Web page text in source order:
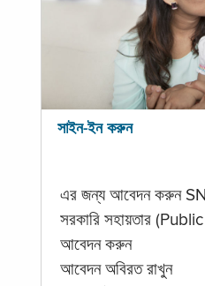
সাইন-ইন করুন
এর জন্য আবেদন করুন
সরকারি সহায়তার
আবেদন করুন
আবেদন অবিরত রাখুন